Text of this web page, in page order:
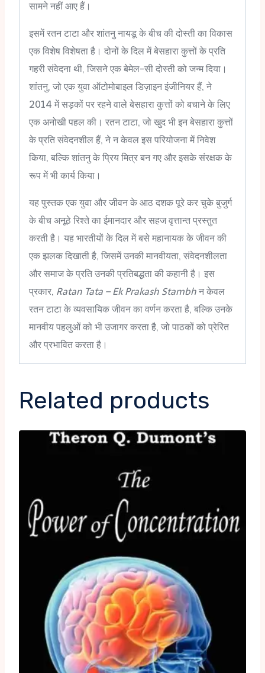
सामने नहीं आए हैं।
इसमें रतन टाटा और शांतनु नायडू के बीच की दोस्ती का विकास
एक विशेष विशेषता है। दोनों के दिल में बेसहारा कुत्तों के प्रति
गहरी संवेदना थी, जिसने एक बेमेल-सी दोस्ती को जन्म दिया।
शांतनु, जो एक युवा ऑटोमोबाइल डिज़ाइन इंजीनियर हैं, ने
2014 में सड़कों पर रहने वाले बेसहारा कुत्तों को बचाने के लिए
एक अनोखी पहल की। रतन टाटा, जो खुद भी इन बेसहारा कुत्तों
के प्रति संवेदनशील हैं, ने न केवल इस परियोजना में निवेश
किया, बल्कि शांतनु के प्रिय मित्र बन गए और इसके संरक्षक के
रूप में भी कार्य किया।
यह पुस्तक एक युवा और जीवन के आठ दशक पूरे कर चुके बुजुर्ग
के बीच अनूठे रिश्ते का ईमानदार और सहज वृत्तान्त प्रस्तुत
करती है। यह भारतीयों के दिल में बसे महानायक के जीवन की
एक झलक दिखाती है, जिसमें उनकी मानवीयता, संवेदनशीलता
और समाज के प्रति उनकी प्रतिबद्धता की कहानी है। इस
प्रकार, Ratan Tata – Ek Prakash Stambh न केवल
रतन टाटा के व्यवसायिक जीवन का वर्णन करता है, बल्कि उनके
मानवीय पहलुओं को भी उजागर करता है, जो पाठकों को प्रेरित
और प्रभावित करता है।
Related products